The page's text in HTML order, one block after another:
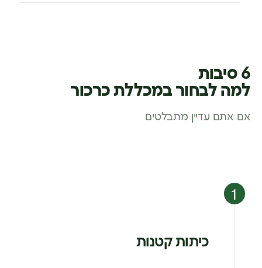
6 סיבות
למה לבחור במכללת כרכור
אם אתם עדיין מתבלטים
כיתות קטנות